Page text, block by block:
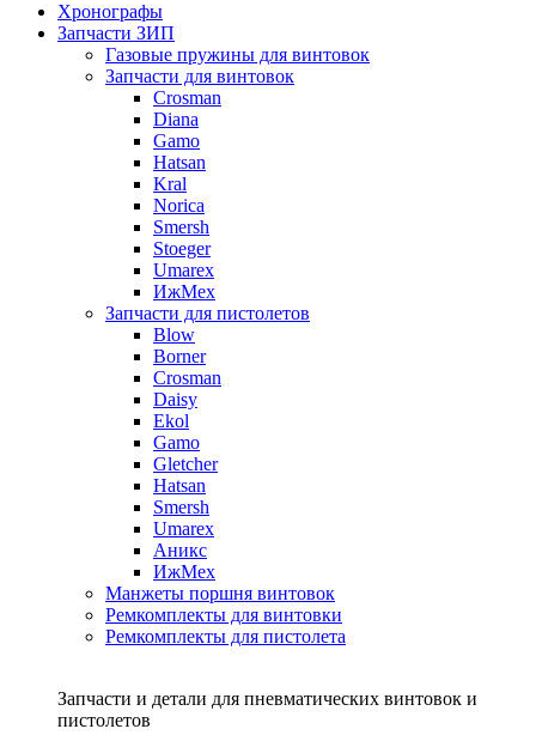
Хронографы
Запчасти ЗИП
Газовые пружины для винтовок
Запчасти для винтовок
Crosman
Diana
Gamo
Hatsan
Kral
Norica
Smersh
Stoeger
Umarex
ИжМех
Запчасти для пистолетов
Blow
Borner
Crosman
Daisy
Ekol
Gamo
Gletcher
Hatsan
Smersh
Umarex
Аникс
ИжМех
Манжеты поршня винтовок
Ремкомплекты для винтовки
Ремкомплекты для пистолета
Запчасти и детали для пневматических винтовок и
пистолетов